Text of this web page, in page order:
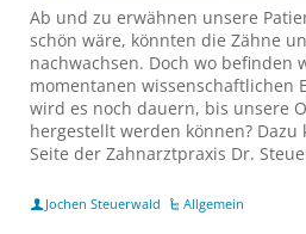
Ab und zu erwähnen unsere
schön wäre, könnten die Zähne
nachwachsen. Doch wo befinden
momentanen wissenschaftlichen
wird es noch dauern, bis unsere
hergestellt werden können?
Seite der Zahnarztpraxis Dr.
Jochen Steuerwald Allgemein